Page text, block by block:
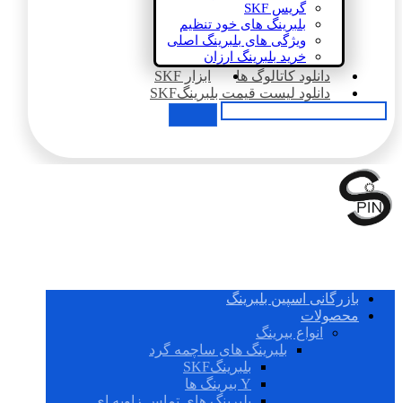
گریس SKF
بلبرینگ های خود تنظیم
ویژگی های بلبرینگ اصلی
خرید بلبرینگ ارزان
دانلود کاتالوگ ها
ابزار SKF
دانلود لیست قیمت بلبرینگSKF
بازرگانی اسپین بلبرینگ
محصولات
انواع بیرینگ
بلبرینگ های ساچمه گرد
بلبرینگSKF
Y بیرینگ ها